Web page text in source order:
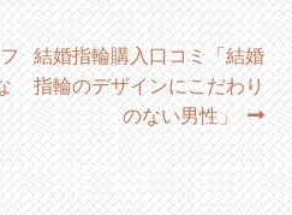
次
の
投
稿:
結婚指輪購入口コミ「結婚
指輪のデザインにこだわり
のない男性」